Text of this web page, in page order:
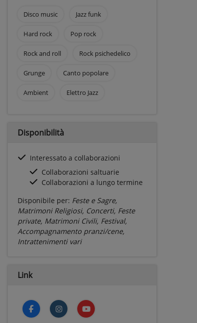
Disco music Jazz funk
Hard rock Pop rock
Rock and roll Rock psichedelico
Grunge Canto popolare
Ambient Elettro Jazz
Disponibilità
Interessato a collaborazioni
Collaborazioni saltuarie
Collaborazioni a lungo termine
Disponibile per: Feste e Sagre,
Matrimoni Religiosi, Concerti, Feste
private, Matrimoni Civili, Festival,
Accompagnamento pranzi/cene,
Intrattenimenti vari
Link